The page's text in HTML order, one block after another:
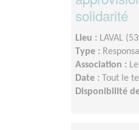
solidarité
Lieu : LAVAL
Type :
Association :
Date :
Tout le
Disponibilité